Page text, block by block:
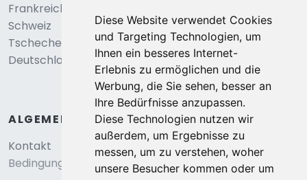
Diese Website verwendet Cookies
und Targeting Technologien, um
Ihnen ein besseres Internet-
Erlebnis zu ermöglichen und die
Werbung, die Sie sehen, besser an
Ihre Bedürfnisse anzupassen.
Diese Technologien nutzen wir
außerdem, um Ergebnisse zu
messen, um zu verstehen, woher
unsere Besucher kommen oder um
Frankreich
Schweiz
Tschechei
Deutschland
ALGEMEIN
Kontakt
Bedingungen und konditionen